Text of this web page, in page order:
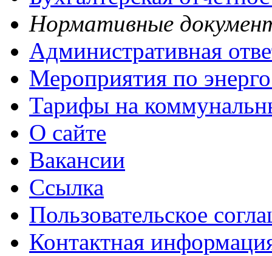
Нормативные
Административная
Мероприятия по
Тарифы на
О сайте
Вакансии
Ссылка
Пользовательское
Контактная